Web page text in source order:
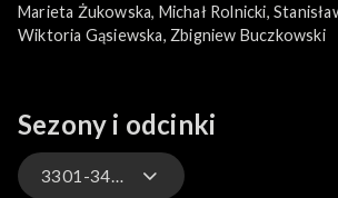
Marieta Żukowska, Michał Rolnicki,
Wiktoria Gąsiewska, Zbigniew Buczkowski
Sezony i odcinki
3301-3400